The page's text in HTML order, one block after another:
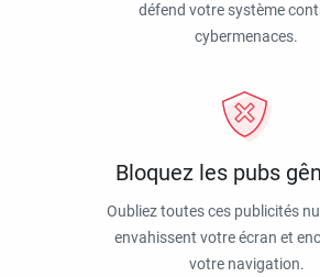
défend votre système
cybermenaces.
Bloquez les pubs
Oubliez toutes ces publicités
envahissent votre écran et
votre navigation.